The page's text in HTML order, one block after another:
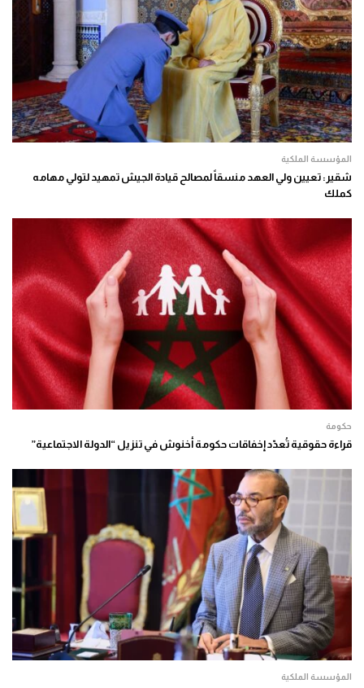
المؤسسة الملكية
شقير: تعيين ولي العهد منسقاً لمصالح قيادة الجيش تمهيد لتولي مهامه
كملك
حكومة
قراءة حقوقية تُعدّد إخفاقات حكومة أخنوش في تنزيل “الدولة الاجتماعية”
المؤسسة الملكية